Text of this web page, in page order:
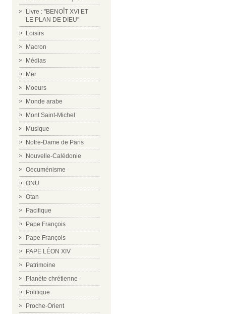
Livre : "BENOÎT XVI ET
LE PLAN DE DIEU"
Loisirs
Macron
Médias
Mer
Moeurs
Monde arabe
Mont Saint-Michel
Musique
Notre-Dame de Paris
Nouvelle-Calédonie
Oecuménisme
ONU
Otan
Pacifique
Pape François
Pape François
PAPE LÉON XIV
Patrimoine
Planète chrétienne
Politique
Proche-Orient